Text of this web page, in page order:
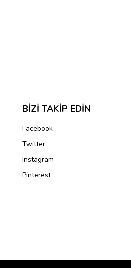
BİZİ TAKİP EDİN
Facebook
Twitter
Instagram
Pinterest